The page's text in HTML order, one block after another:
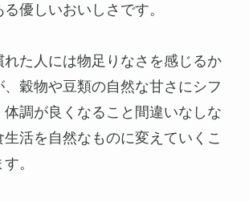
優しいおいしさです。
た人には物足りなさを感じるか
、穀物や豆類の自然な甘さにシフ
体調が良くなること間違いなしな
活を自然なものに変えていくこ
。